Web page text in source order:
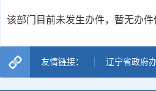
该部门目前未发生办件，暂无办件
友情链接： 辽宁省政府